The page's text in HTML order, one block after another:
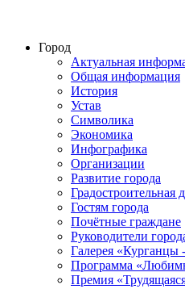
Город
Актуальная
Общая информация
История
Устав
Символика
Экономика
Инфографика
Организации
Развитие города
Градостроительная
Гостям города
Почётные граждане
Руководители
Галерея «Курганцы
Программа
Премия